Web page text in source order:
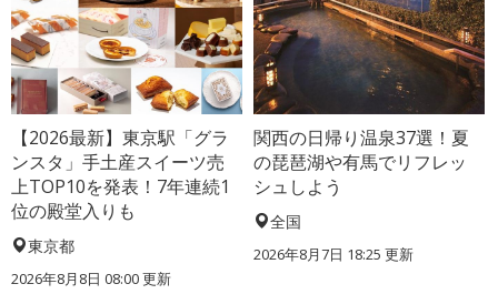
【2026最新】東京駅「グラ
ンスタ」手土産スイーツ売
上TOP10を発表！7年連続1
位の殿堂入りも
東京都
2026年8月8日 08:00更新
関西の日帰り温泉37選！夏
の琵琶湖や有馬でリフレッ
シュしよう
全国
2026年8月7日 18:25 更新